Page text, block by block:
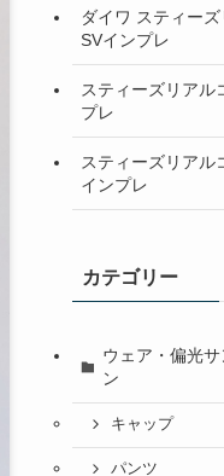
ダイワ スティー
SVインプレ
スティーズリアル
プレ
スティーズリアル
インプレ
カテゴリー
ウェア・偏光
ン
キャップ
パンツ